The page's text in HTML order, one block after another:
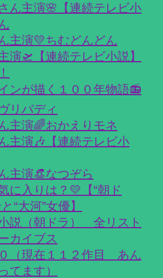
ん主演🌸【連続テレビ小
主演💛ちむどんどん
演🛫【連続テレビ小説】
ンが描く１００年物語📻
リバディ
主演🌈おかえりモネ
主演🎶【連続テレビ小
主演👒なつぞら
に入りは？💛【“朝ド
“大河”女優】
説（朝ドラ） 全リスト
カイブス
（現在１１２作目 あん
てます）